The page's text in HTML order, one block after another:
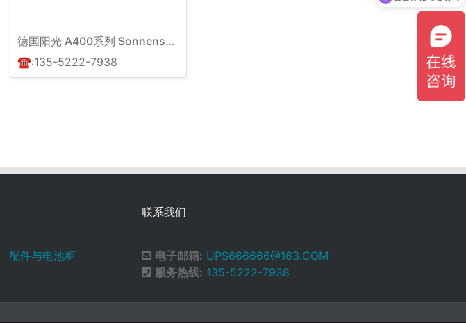
德国阳光 A400系列 Sonnenschein
☎:135-5222-7938
配件与电池柜
联系我们
电子邮箱: UPS666666@163.COM
服务热线: 135-5222-7938
可以介绍下你们的产品么